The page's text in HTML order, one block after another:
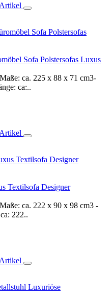
Sofa Polstersofas Luxus
ca. 225 x 88 x 71 cm3-
ca:..
Textilsofa Designer
ca. 222 x 90 x 98 cm3 -
222..